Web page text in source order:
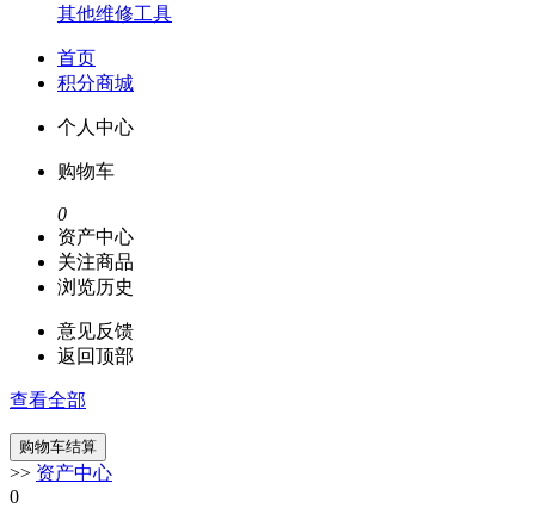
其他维修工具
首页
积分商城
个人中心
购物车
0
资产中心
关注商品
浏览历史
意见反馈
返回顶部
查看全部
>> 资产中心
0